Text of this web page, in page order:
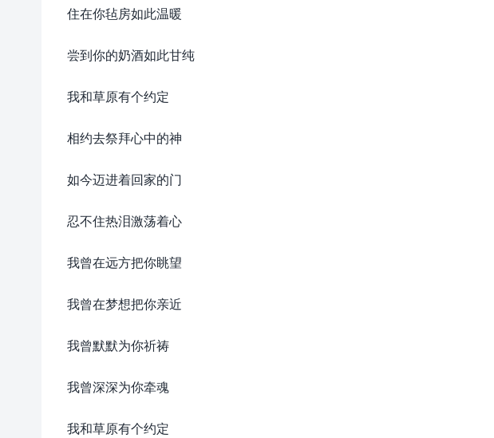
住在你毡房如此温暖
尝到你的奶酒如此甘纯
我和草原有个约定
相约去祭拜心中的神
如今迈进着回家的门
忍不住热泪激荡着心
我曾在远方把你眺望
我曾在梦想把你亲近
我曾默默为你祈祷
我曾深深为你牵魂
我和草原有个约定